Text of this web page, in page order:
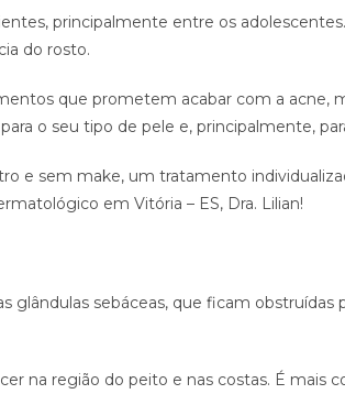
principalmente entre os
do rosto.
que prometem acabar com a acne,
o seu tipo de pele e, principalmente,
e sem make, um tratamento
em Vitória – ES, Dra. Lilian!
glândulas sebáceas, que ficam
na região do peito e nas costas. É mais